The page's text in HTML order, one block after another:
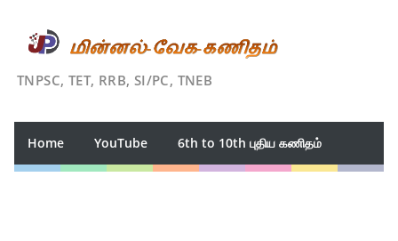
TNPSC, TET, RRB, SI/PC, TNEB
Home YouTube 6th to 10th புதிய கணிதம்